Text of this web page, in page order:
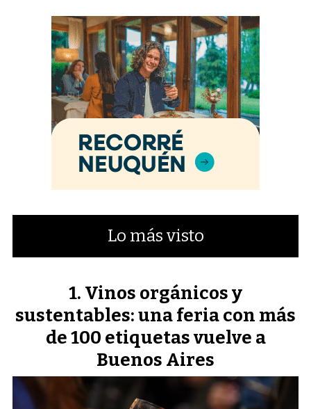
Lo más visto
Vinos orgánicos y
sustentables: una feria con más
de 100 etiquetas vuelve a
Buenos Aires